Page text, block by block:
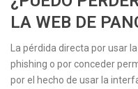
LA WEB DE
La pérdida directa por usar
phishing o por conceder
por el hecho de usar la